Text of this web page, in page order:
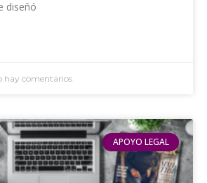
diseñó
hay comentarios
APOYO LEGAL